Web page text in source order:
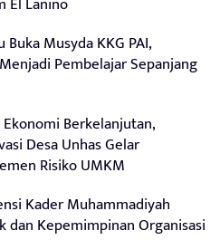
Musyda KKG PAI,
Pembelajar Sepanjang
Berkelanjutan,
Desa Unhas Gelar
Risiko UMKM
Kader Muhammadiyah
dan Kepemimpinan Organisasi